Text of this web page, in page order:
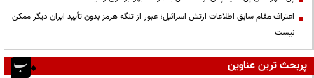
اعتراف مقام سابق اطلاعات ارتش اسرائیل؛ عبور از تنگه هرمز بدون تأیید ایران دیگر ممکن
نیست
پربحث ترین عناوین